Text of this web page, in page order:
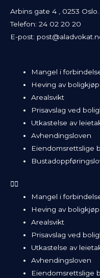
Arbins gate 4 , 0253 Oslo.
Telefon: 24 02 20 20
E-post:
Mangel i
Heving av boligkjøp
Arealsvikt
Prisavslag ved
Utkastelse av
Avhendingsloven
Eiendomsrettslige
Mangel i
Heving av boligkjøp
Arealsvikt
Prisavslag ved
Utkastelse av
Avhendingsloven
Eiendomsrettslige